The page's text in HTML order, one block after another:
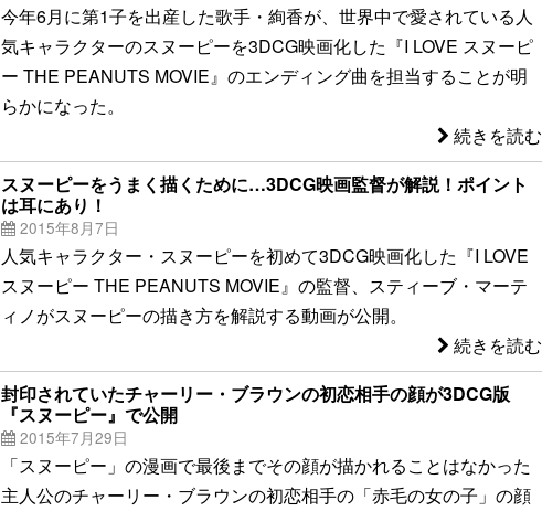
今年6月に第1子を出産した歌手・絢香が、世界中で愛されている人
気キャラクターのスヌーピーを3DCG映画化した『I LOVE スヌーピ
ー THE PEANUTS MOVIE』のエンディング曲を担当することが明
らかになった。
続きを読む
スヌーピーをうまく描くために…3DCG映画監督が解説！ポイント
は耳にあり！
2015年8月7日
人気キャラクター・スヌーピーを初めて3DCG映画化した『I LOVE
スヌーピー THE PEANUTS MOVIE』の監督、スティーブ・マーテ
ィノがスヌーピーの描き方を解説する動画が公開。
続きを読む
封印されていたチャーリー・ブラウンの初恋相手の顔が3DCG版
『スヌーピー』で公開
2015年7月29日
「スヌーピー」の漫画で最後までその顔が描かれることはなかった
主人公のチャーリー・ブラウンの初恋相手の「赤毛の女の子」の顔